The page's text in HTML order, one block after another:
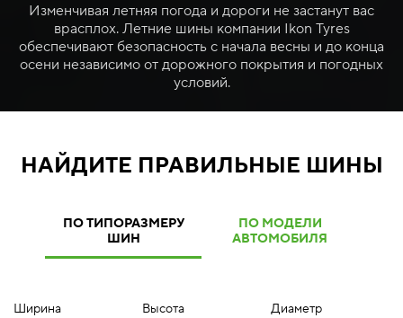
Изменчивая летняя погода и дороги не застанут вас
врасплох. Летние шины компании Ikon Tyres
обеспечивают безопасность с начала весны и до конца
осени независимо от дорожного покрытия и погодных
условий.
НАЙДИТЕ ПРАВИЛЬНЫЕ ШИНЫ
ПО ТИПОРАЗМЕРУ
ШИН
ПО МОДЕЛИ
АВТОМОБИЛЯ
Ширина Высота Диаметр